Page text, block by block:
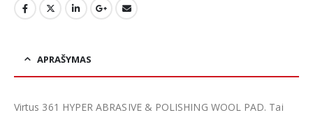
APRAŠYMAS
Virtus 361 HYPER ABRASIVE & POLISHING WOOL PAD. Tai